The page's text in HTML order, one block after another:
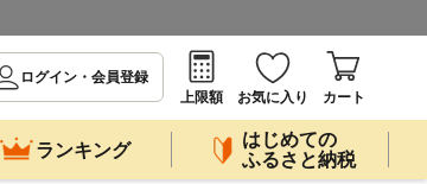
ログイン・会員登録
上限額
お気に入り カート
ランキング
はじめての
ふるさと納税